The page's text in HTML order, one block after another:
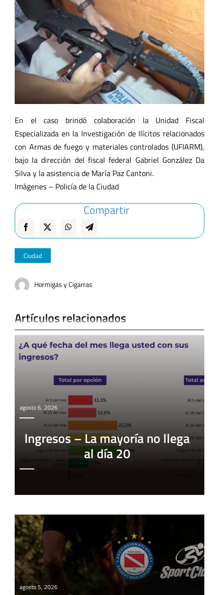
En el caso brindó colaboración la Unidad Fiscal
Especializada en la Investigación de Ilícitos relacionados
con Armas de fuego y materiales controlados (UFIARM),
bajo la dirección del fiscal federal Gabriel González Da
Silva y la asistencia de María Paz Cantoni.
Imágenes – Policía de la Ciudad
Compartir
Ciudad
Hormigas y Cigarras
Artículos relacionados
agosto 6, 2026
Ingresos – La mayoría no llega
al día 20
agosto 5, 2026